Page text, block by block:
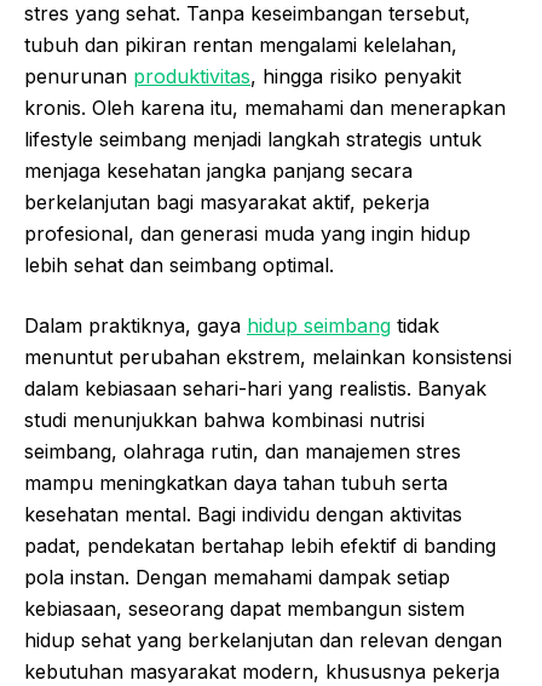
stres yang sehat. Tanpa keseimbangan tersebut,
tubuh dan pikiran rentan mengalami kelelahan,
penurunan produktivitas, hingga risiko penyakit
kronis. Oleh karena itu, memahami dan menerapkan
lifestyle seimbang menjadi langkah strategis untuk
menjaga kesehatan jangka panjang secara
berkelanjutan bagi masyarakat aktif, pekerja
profesional, dan generasi muda yang ingin hidup
lebih sehat dan seimbang optimal.
Dalam praktiknya, gaya hidup seimbang tidak
menuntut perubahan ekstrem, melainkan konsistensi
dalam kebiasaan sehari-hari yang realistis. Banyak
studi menunjukkan bahwa kombinasi nutrisi
seimbang, olahraga rutin, dan manajemen stres
mampu meningkatkan daya tahan tubuh serta
kesehatan mental. Bagi individu dengan aktivitas
padat, pendekatan bertahap lebih efektif di banding
pola instan. Dengan memahami dampak setiap
kebiasaan, seseorang dapat membangun sistem
hidup sehat yang berkelanjutan dan relevan dengan
kebutuhan masyarakat modern, khususnya pekerja